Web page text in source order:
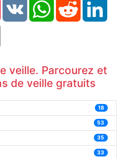
PinterestVK WhatsAppReddit
veille. Parcourez et
de veille gratuits
18
53
35
33